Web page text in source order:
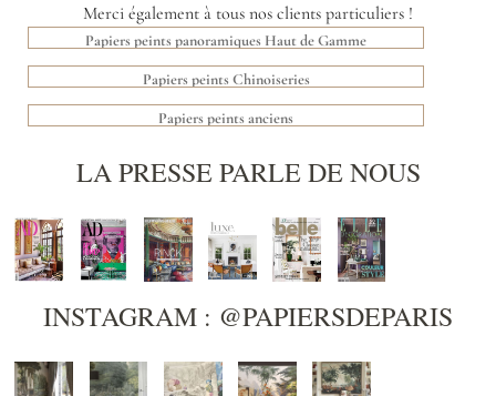
Merci également à tous nos clients particuliers !
Papiers peints panoramiques Haut de Gamme
Papiers peints Chinoiseries
Papiers peints anciens
LA PRESSE PARLE DE NOUS
INSTAGRAM : @PAPIERSDEPARIS